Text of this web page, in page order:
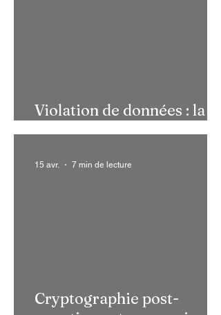
Violation de données : la
France en première ligne !
Cryptographie post-
15 avr. 7 min de lecture